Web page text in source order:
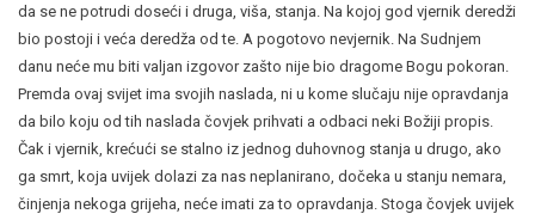
da se ne potrudi doseći i druga, viša, stanja. Na kojoj god vjernik deredži
bio postoji i veća deredža od te. A pogotovo nevjernik. Na Sudnjem
danu neće mu biti valjan izgovor zašto nije bio dragome Bogu pokoran.
Premda ovaj svijet ima svojih naslada, ni u kome slučaju nije opravdanja
da bilo koju od tih naslada čovjek prihvati a odbaci neki Božiji propis.
Čak i vjernik, krećući se stalno iz jednog duhovnog stanja u drugo, ako
ga smrt, koja uvijek dolazi za nas neplanirano, dočeka u stanju nemara,
činjenja nekoga grijeha, neće imati za to opravdanja. Stoga čovjek uvijek